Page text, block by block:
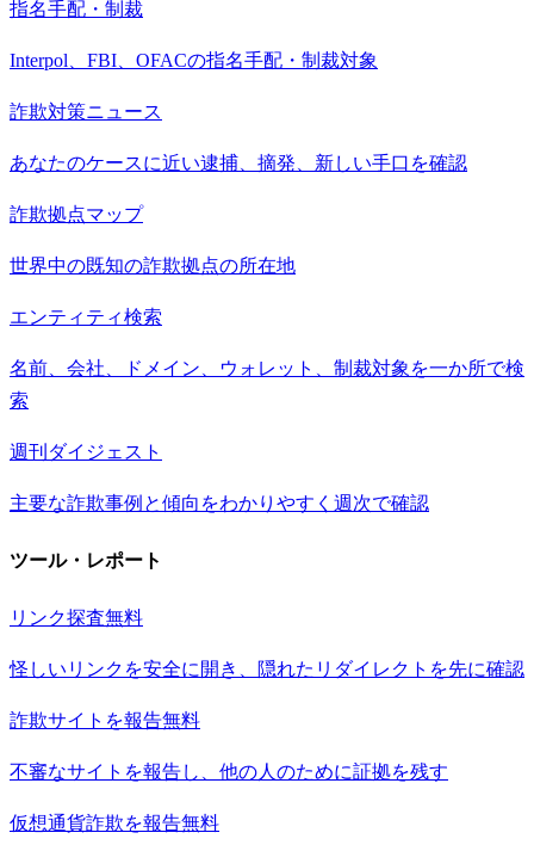
指名手配・制裁
Interpol、FBI、OFACの指名手配・制裁対象
詐欺対策ニュース
あなたのケースに近い逮捕、摘発、新しい手口を確認
詐欺拠点マップ
世界中の既知の詐欺拠点の所在地
エンティティ検索
名前、会社、ドメイン、ウォレット、制裁対象を一か所で検
索
週刊ダイジェスト
主要な詐欺事例と傾向をわかりやすく週次で確認
ツール・レポート
リンク探査無料
怪しいリンクを安全に開き、隠れたリダイレクトを先に確認
詐欺サイトを報告無料
不審なサイトを報告し、他の人のために証拠を残す
仮想通貨詐欺を報告無料